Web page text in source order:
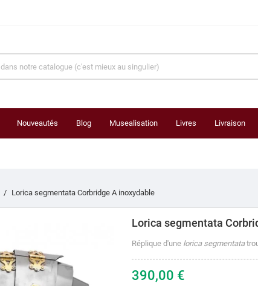
Nouveautés Blog Musealisation Livres Livraison
Lorica segmentata Corbridge A inoxydable
Lorica segmentata
Réplique d'une lorica segmentata
390,00 €